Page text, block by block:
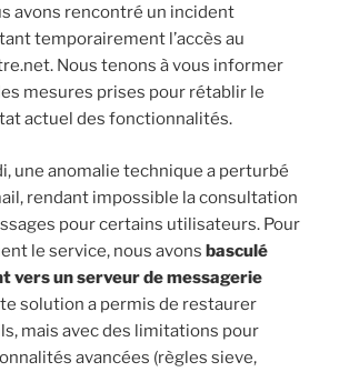
avons rencontré un incident
temporairement l’accès au
Nous tenons à vous informer
mesures prises pour rétablir le
actuel des fonctionnalités.
une anomalie technique a perturbé
rendant impossible la consultation
pour certains utilisateurs. Pour
le service, nous avons basculé
vers un serveur de messagerie
solution a permis de restaurer
mais avec des limitations pour
avancées (règles sieve,